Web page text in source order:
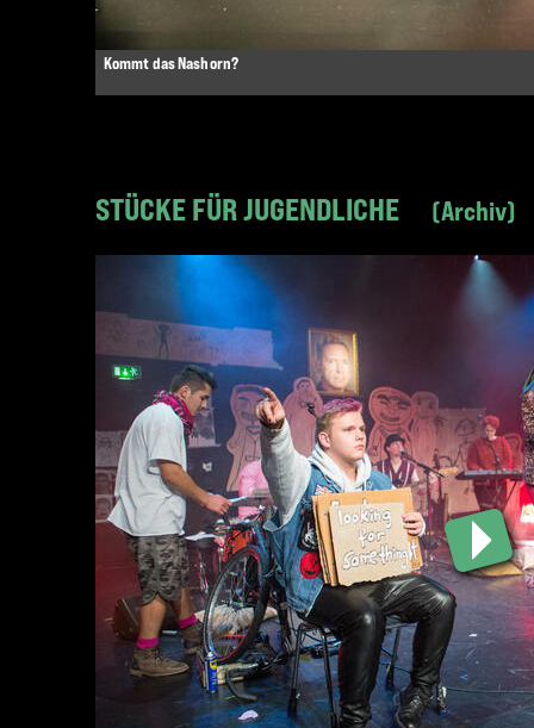
Kommt das Nashorn?
STÜCKE FÜR JUGENDLICHE Archiv